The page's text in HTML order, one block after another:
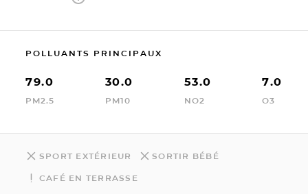
POLLUANTS PRINCIPAUX
79.0
PM2.5
30.0
PM10
53.0
NO2
7.0
O3
SPORT EXTÉRIEUR SORTIR BÉBÉ
CAFÉ EN TERRASSE